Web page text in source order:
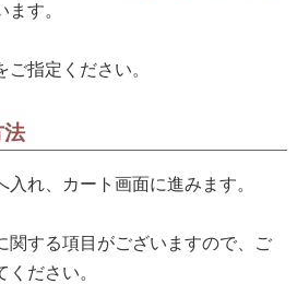
ます。
指定ください。
法
入れ、カート画面に進みます。
関する項目がございますので、ご
ださい。